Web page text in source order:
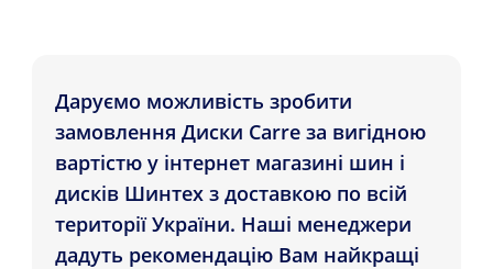
Даруємо можливість зробити
замовлення Диски Carre за вигідною
вартістю у інтернет магазині шин і
дисків Шинтех з доставкою по всій
території України. Наші менеджери
дадуть рекомендацію Вам найкращі